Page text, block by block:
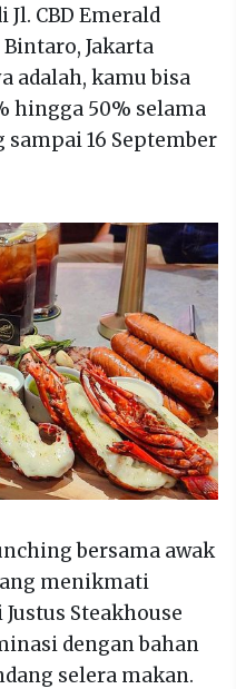
CBD Emerald
Jakarta
adalah, kamu bisa
hingga 50% selama
16 September
bersama awak
menikmati
Steakhouse
dengan bahan
selera makan.